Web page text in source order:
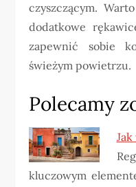
czyszczącym.
dodatkowe
zapewnić sobie
świeżym powietrzu.
Polecamy
kluczowym